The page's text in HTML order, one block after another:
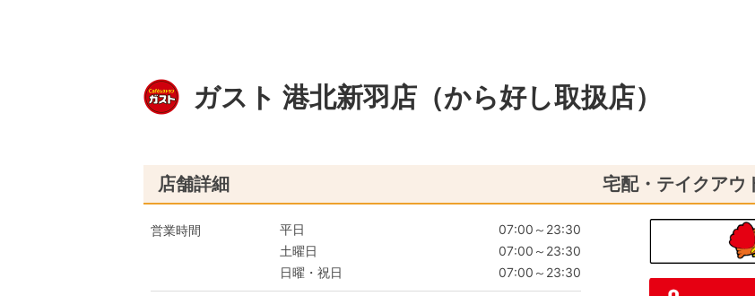
ガスト 港北新羽店（から好し取扱店）
店舗詳細
営業時間 平日
07:00～23:30
土曜日
07:00～23:30
日曜・祝日
07:00～23:30
宅配・テイクアウ